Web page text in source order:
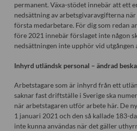
permanent. Växa-stödet innebär att ett
nedsättning av arbetsgivaravgifterna
första medarbetare. För dig som redan
före 2021 innebär förslaget inte någon
nedsättningen inte upphör vid utgången
Inhyrd utländsk personal – ändrad
Arbetstagare som är inhyrd från ett
saknar fast driftställe i Sverige ska
när arbetstagaren utför arbete här. De
1 januari 2021 och den så kallade 183-
inte kunna användas när det gäller